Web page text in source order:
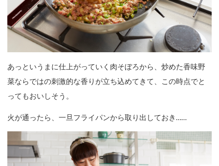
あっというまに仕上がっていく肉そぼろから、炒めた香味野
菜ならではの刺激的な香りが立ち込めてきて、この時点でと
ってもおいしそう。
火が通ったら、一旦フライパンから取り出しておき……